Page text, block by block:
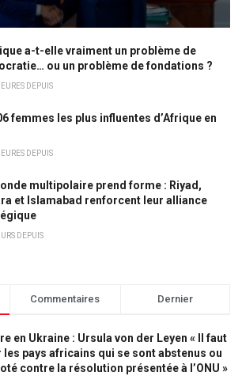
a-t-elle vraiment un problème de
ou un problème de fondations ?
DEPUIS
femmes les plus influentes d’Afrique en
DEPUIS
multipolaire prend forme : Riyad,
et Islamabad renforcent leur alliance
DEPUIS
Commentaires Dernier
en Ukraine : Ursula von der Leyen « Il faut
les pays africains qui se sont abstenus ou
contre la résolution présentée à l’ONU »